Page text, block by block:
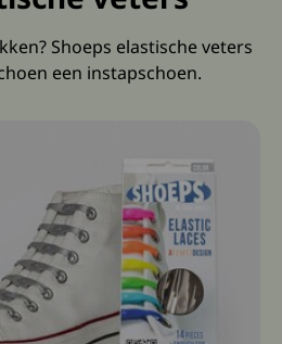
Shoeps elastische veters
een instapschoen.